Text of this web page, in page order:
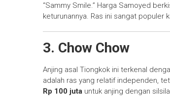
“Sammy Smile.” Harga Samoyed
keturunannya. Ras ini sangat populer
3. Chow Chow
Anjing asal Tiongkok ini terkenal
adalah ras yang relatif independen,
Rp 100 juta untuk anjing dengan